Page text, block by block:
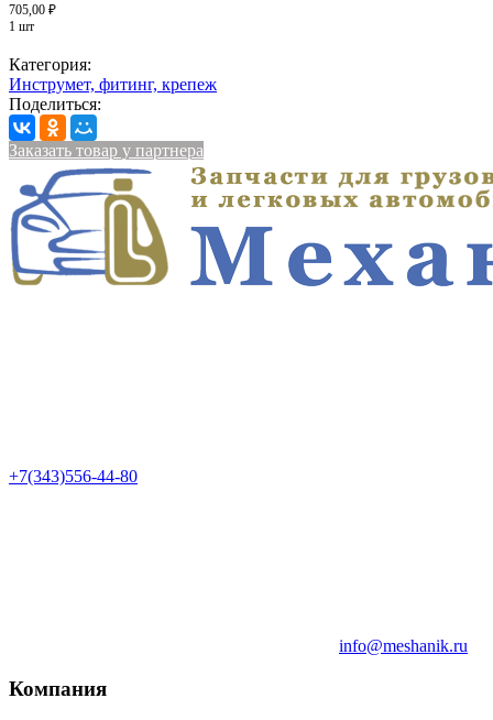
705,00 ₽
1 шт
Категория:
Инструмет, фитинг, крепеж
Поделиться:
Заказать товар у партнера
+7(343)556-44-80
info@meshanik.ru
Компания